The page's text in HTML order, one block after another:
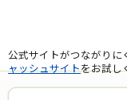
公式サイトがつながり
ャッシュサイトをお試し